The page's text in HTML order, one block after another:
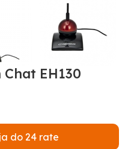
EH130
do 24 rate